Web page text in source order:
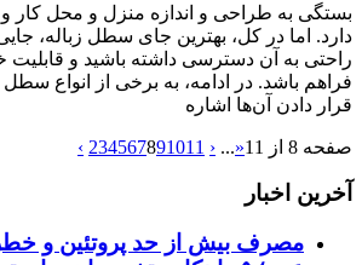
بستگی به طراحی و اندازه منزل و محل کار و
دارد. اما در کل، بهترین جای سطل زباله،
راحتی به آن دسترسی داشته باشید و قابلیت
فراهم باشد. در ادامه، به برخی از انواع
قرار دادن آن‌ها اشاره
صفحه 8 از 11 «
...
‹
234567891011
›
آخرین اخبار
مصرف بیش از حد پروتئین و